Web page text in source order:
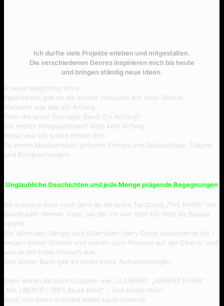
Ich durfte viele Projekte erleben und mitgestalten.
Die verschiedenen Genres inspirieren mich bis heute
und bringen ständig neue Ideen.
A never beginning story.
Irgendwann gab es die ersten Versuche auf einer Gitarre.
Vielleicht war das ein Anfang.
Oder die erste Teenager-Band. Ein Anfang?
Die ersten Kompositionen? Alles kein Anfang.
Immer war ich schon mitten drin.
Zu einem Musikerleben gehören Erfolge und Rückschläge, Träume
und Enttäuschungen.
Unglaubliche Geschichten und jede Menge prägende Begegnungen
Ich erinnere mich noch gern an die erste Tanzband „THE RAINS“ um
Bandleader Werner Trost, bei der ich von 1991 bis 1993 als Bassist
spielte.
Vor allem den Sänger und Gitarristen Harry Doyle bewunderte ich –
wegen seiner Stimme und seinen Jazz-Phrasen auf der Gitarre. Und
weil er ein toller Mensch war.
Von dieser Band gibt es leider keine Aufzeichnungen.
Dann waren da noch Gruppen wie „LLANFAIR“, „ABSENT PURSE“,
„MA LIBERTÉ“, "BB's Blues Band" – und einige mehr.
Auch von ihnen existiert leider kaum Material.